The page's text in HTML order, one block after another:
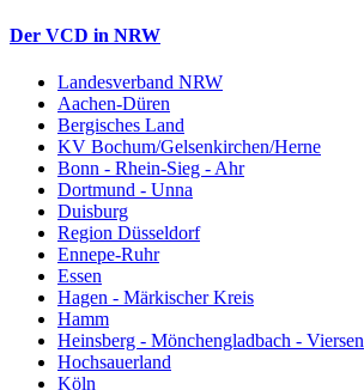
Der VCD in NRW
Landesverband NRW
Aachen-Düren
Bergisches Land
KV Bochum/Gelsenkirchen/Herne
Bonn - Rhein-Sieg - Ahr
Dortmund - Unna
Duisburg
Region Düsseldorf
Ennepe-Ruhr
Essen
Hagen - Märkischer Kreis
Hamm
Heinsberg - Mönchengladbach - Viersen
Hochsauerland
Köln